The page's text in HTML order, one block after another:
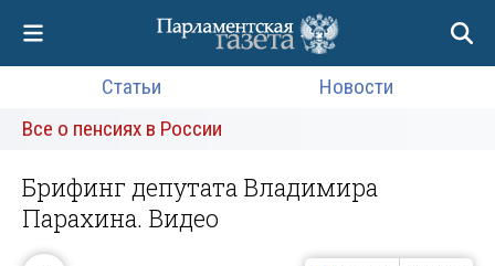
Статьи
Новости
Все о пенсиях в России
Брифинг депутата Владимира
Парахина. Видео